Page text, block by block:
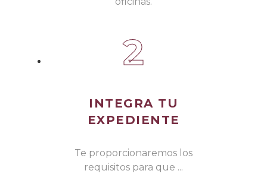
2
INTEGRA TU
EXPEDIENTE
Te proporcionaremos los
requisitos para que ...